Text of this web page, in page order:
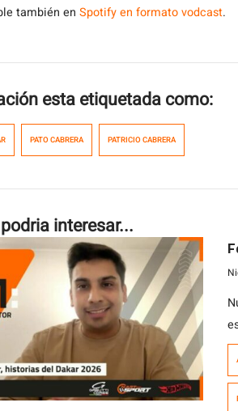
también en Spotify en formato vodcast.
esta etiquetada como:
PATO CABRERA PATRICIO CABRERA
interesar...